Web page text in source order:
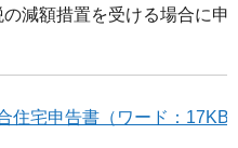
減額措置を受ける場合に申
住宅申告書（ワード：17KB